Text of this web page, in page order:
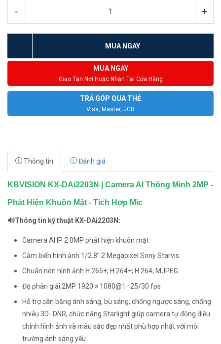
- +
MUA NGAY
MUA NGAY
Giao Tận Nơi Hoặc Nhận Tại Cửa Hàng
TRẢ GÓP QUA THẺ
Visa, Master, JCB
Thông tin Đánh giá
KBVISION KX-DAi2203N | Camera AI Thông Minh 2MP -
Phát Hiện Khuôn Mặt - Tích Hợp Mic
🔊Thông tin kỹ thuật KX-DAi2203N:
Camera AI IP 2.0MP phát hiện khuôn mặt
Cảm biến hình ảnh 1/2.8” 2 Megapixel Sony Starvis
Chuẩn nén hình ảnh H.265+; H.264+; H.264; MJPEG
Độ phân giải 2MP 1920 × 1080@1–25/30 fps
Hỗ trợ cân bằng ánh sáng, bù sáng, chống ngược sáng, chống
nhiễu 3D- DNR, chức năng Starlight giúp camera tự động điều
chỉnh hình ảnh và màu sắc đẹp nhất phù hợp nhất với môi
trường ánh sáng yếu